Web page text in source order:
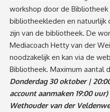
workshop door de
bibliotheekleden en natuurlijk
zijn van de bibliotheek. De
Mediacoach Hetty van der
noodzakelijk en kan via de
Bibliotheek. Maximum aantal
Donderdag 30 oktober |
account aanmaken 19:00
Wethouder van der